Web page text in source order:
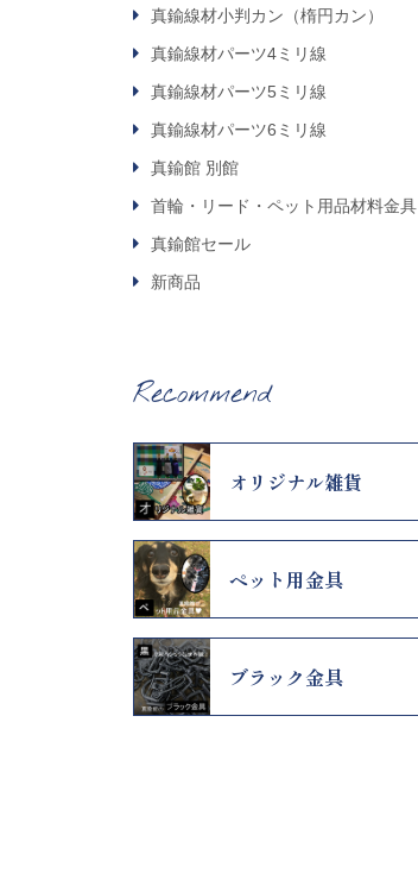
真鍮線材小判カン（楕円カン）
真鍮線材パーツ4ミリ線
真鍮線材パーツ5ミリ線
真鍮線材パーツ6ミリ線
真鍮館 別館
首輪・リード・ペット用品材料金具
真鍮館セール
新商品
Recommend
オリジナル雑貨
ペット用金具
ブラック金具